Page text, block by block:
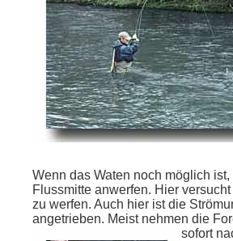
Wenn das Waten noch möglich
Flussmitte anwerfen. Hier
zu werfen. Auch hier ist die
angetrieben. Meist nehmen die
sofort